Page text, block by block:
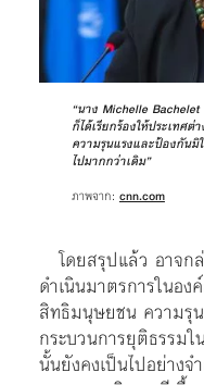
“นาง Michelle
ก็ได้เรียกร้องให้ประเทศ
ความรุนแรงและป้องกัน
ไปมากกว่าเดิม”
ภาพจาก: cnn.com
โดยสรุปแล้ว อาจก
ดำเนินมาตรการในอ
สิทธิมนุษยชน ความรุ
กระบวนการยุติธรรม
นั้นยังคงเป็นไปอย่าง